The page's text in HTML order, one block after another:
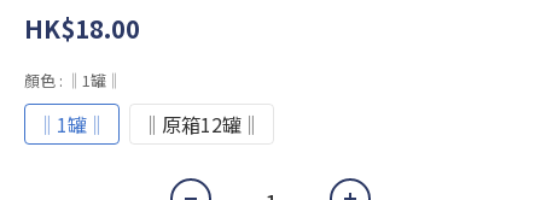
HK$18.00
顏色 : ‖1罐‖
‖1罐‖ ‖原箱12罐‖